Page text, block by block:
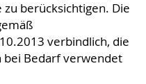
berücksichtigen. Die
verbindlich, die
bei Bedarf verwendet